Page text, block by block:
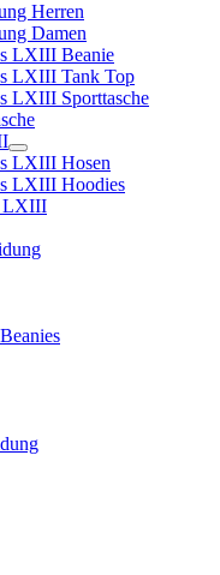
Herren
Damen
LXIII Beanie
LXIII Tank Top
LXIII Sporttasche
LXIII Hosen
LXIII Hoodies
LXIII